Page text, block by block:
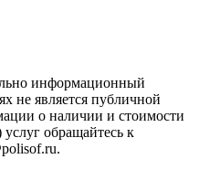
информационный
не является публичной
о наличии и стоимости
обращайтесь к